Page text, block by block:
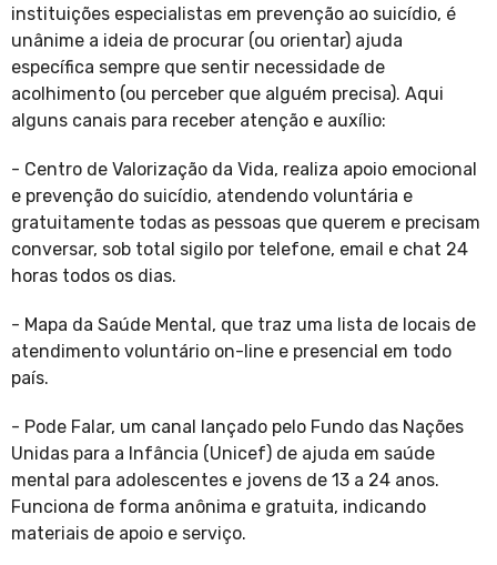
instituições especialistas em prevenção ao suicídio, é
unânime a ideia de procurar (ou orientar) ajuda
específica sempre que sentir necessidade de
acolhimento (ou perceber que alguém precisa). Aqui
alguns canais para receber atenção e auxílio:
- Centro de Valorização da Vida, realiza apoio emocional
e prevenção do suicídio, atendendo voluntária e
gratuitamente todas as pessoas que querem e precisam
conversar, sob total sigilo por telefone, email e chat 24
horas todos os dias.
- Mapa da Saúde Mental, que traz uma lista de locais de
atendimento voluntário on-line e presencial em todo
país.
- Pode Falar, um canal lançado pelo Fundo das Nações
Unidas para a Infância (Unicef) de ajuda em saúde
mental para adolescentes e jovens de 13 a 24 anos.
Funciona de forma anônima e gratuita, indicando
materiais de apoio e serviço.